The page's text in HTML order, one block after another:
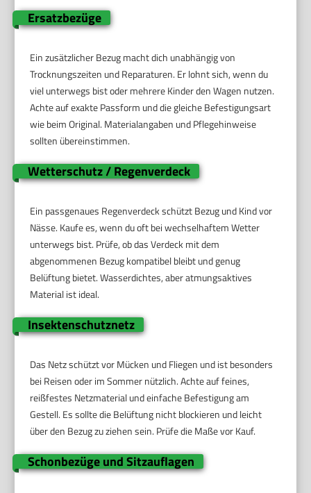
Ersatzbezüge
Ein zusätzlicher Bezug macht dich unabhängig von
Trocknungszeiten und Reparaturen. Er lohnt sich, wenn du
viel unterwegs bist oder mehrere Kinder den Wagen nutzen.
Achte auf exakte Passform und die gleiche Befestigungsart
wie beim Original. Materialangaben und Pflegehinweise
sollten übereinstimmen.
Wetterschutz / Regenverdeck
Ein passgenaues Regenverdeck schützt Bezug und Kind vor
Nässe. Kaufe es, wenn du oft bei wechselhaftem Wetter
unterwegs bist. Prüfe, ob das Verdeck mit dem
abgenommenen Bezug kompatibel bleibt und genug
Belüftung bietet. Wasserdichtes, aber atmungsaktives
Material ist ideal.
Insektenschutznetz
Das Netz schützt vor Mücken und Fliegen und ist besonders
bei Reisen oder im Sommer nützlich. Achte auf feines,
reißfestes Netzmaterial und einfache Befestigung am
Gestell. Es sollte die Belüftung nicht blockieren und leicht
über den Bezug zu ziehen sein. Prüfe die Maße vor Kauf.
Schonbezüge und Sitzauflagen